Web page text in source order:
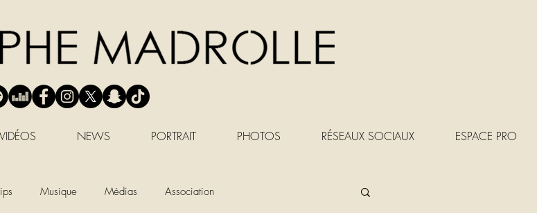
VIDÉOS NEWS PORTRAIT PHOTOS RÉSEAUX SOCIAUX ESPACE PRO
Musique Médias Association